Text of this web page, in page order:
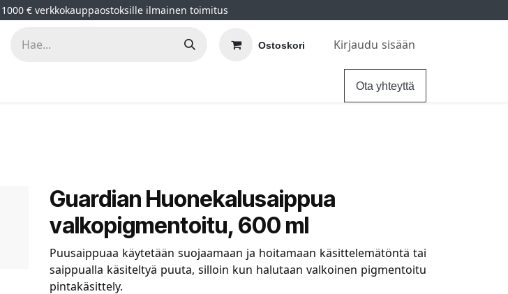
€ verkkokauppaostoksille ilmainen toimitus
Ostoskori Kirjaudu sisään
Ota yhteyttä
Guardian Huonekalusaippua
valkopigmentoitu, 600 ml
Puusaippuaa käytetään suojaamaan ja hoitamaan käsittelemätöntä tai
saippualla käsiteltyä puuta, silloin kun halutaan valkoinen pigmentoitu
pintakäsittely.